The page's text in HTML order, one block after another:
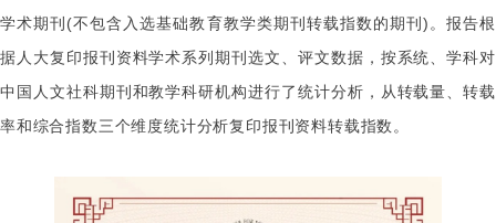
学术期刊(不包含入选基础教育教学类期刊转载指数的期刊)。报告根
据人大复印报刊资料学术系列期刊选文、评文数据，按系统、学科对
中国人文社科期刊和教学科研机构进行了统计分析，从转载量、转载
率和综合指数三个维度统计分析复印报刊资料转载指数。